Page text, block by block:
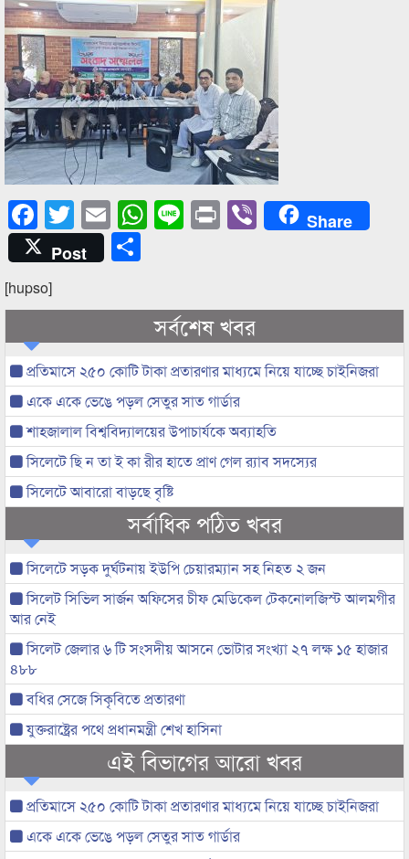
Facebook
Twitter
EmailWhatsApp
LinePrintViberShare
Post
[hupso]
সর্বশেষ খবর
প্রতিমাসে ২৫০ কোটি টাকা প্রতারণার মাধ্যমে নিয়ে যাচ্ছে চাইনিজরা
একে একে ভেঙে পড়ল সেতুর সাত গার্ডার
শাহজালাল বিশ্ববিদ্যালয়ের উপাচার্যকে অব্যাহতি
সিলেটে ছি ন তা ই কা রীর হাতে প্রাণ গেল র‌্যাব সদস্যের
সিলেটে আবারো বাড়ছে বৃষ্টি
সর্বাধিক পঠিত খবর
সিলেটে সড়ক দুর্ঘটনায় ইউপি চেয়ারম্যান সহ নিহত ২ জন
সিলেট সিভিল সার্জন অফিসের চীফ মেডিকেল টেকনোলজিস্ট আলমগীর
আর নেই
সিলেট জেলার ৬ টি সংসদীয় আসনে ভোটার সংখ্যা ২৭ লক্ষ ১৫ হাজার
৪৮৮
বধির সেজে সিকৃবিতে প্রতারণা
যুক্তরাষ্ট্রের পথে প্রধানমন্ত্রী শেখ হাসিনা
এই বিভাগের আরো খবর
প্রতিমাসে ২৫০ কোটি টাকা প্রতারণার মাধ্যমে নিয়ে যাচ্ছে চাইনিজরা
একে একে ভেঙে পড়ল সেতুর সাত গার্ডার